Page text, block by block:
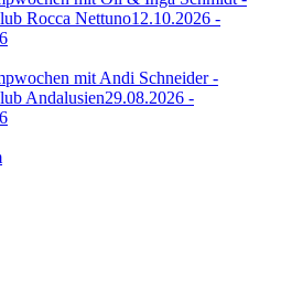
Rocca Nettuno12.10.2026 -
mit Andi Schneider -
Andalusien29.08.2026 -